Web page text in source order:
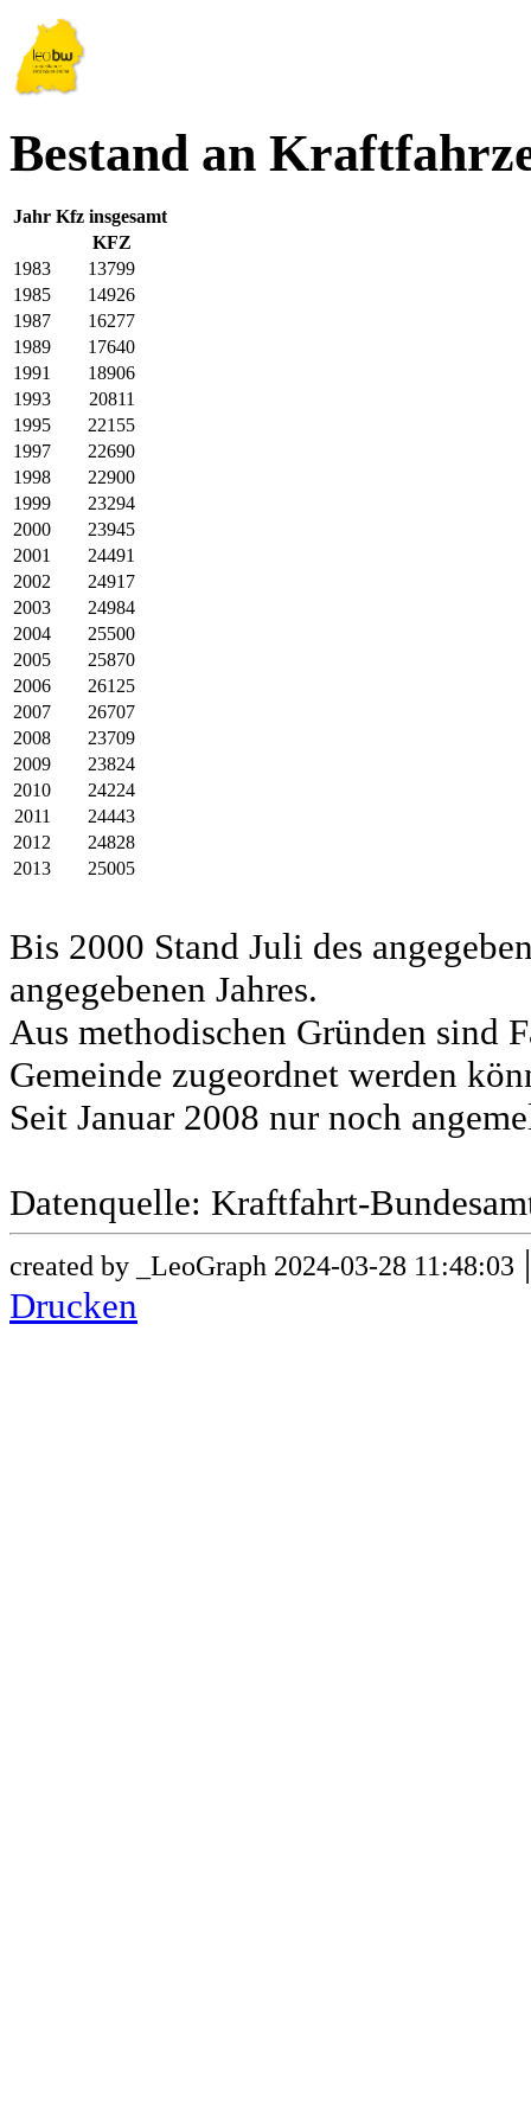
Bestand an
Jahr Kfz insgesamt
KFZ
1983
13799
1985
14926
1987
16277
1989
17640
1991
18906
1993
20811
1995
22155
1997
22690
1998
22900
1999
23294
2000
23945
2001
24491
2002
24917
2003
24984
2004
25500
2005
25870
2006
26125
2007
26707
2008
23709
2009
23824
2010
24224
2011
24443
2012
24828
2013
25005
Bis 2000 Stand Juli des
angegebenen Jahres.
Aus methodischen Gründen sind
Gemeinde zugeordnet werden
Seit Januar 2008 nur noch
Datenquelle: Kraftfahrt-
created by _LeoGraph 2024-03-28 11:48:03
Drucken